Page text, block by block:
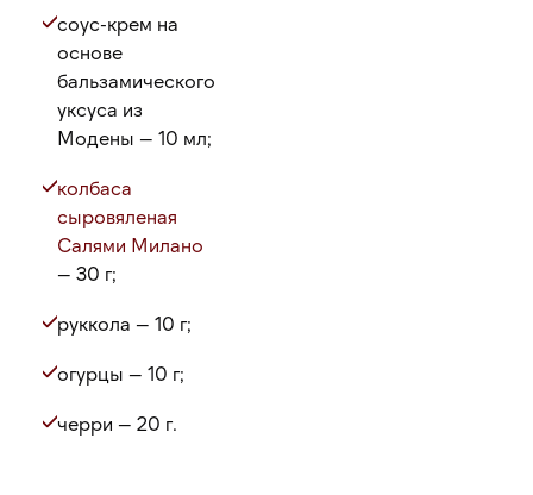
соус-крем на
основе
бальзамического
уксуса из
Модены — 10 мл;
колбаса
сыровяленая
Салями Милано
— 30 г;
руккола — 10 г;
огурцы — 10 г;
черри — 20 г.